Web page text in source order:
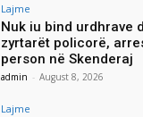
Lajme
Nuk iu bind urdhrave
zyrtarët policorë,
person në Skenderaj
admin - August 8, 2026
Lajme